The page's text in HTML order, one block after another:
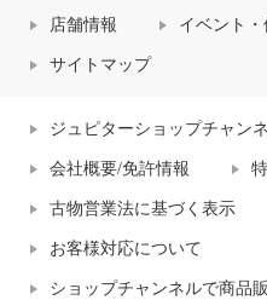
店舗情報 イベント
サイトマップ
ジュピターショップチャン
会社概要/免許情報
古物営業法に基づく表示
お客様対応について
ショップチャンネルで商品